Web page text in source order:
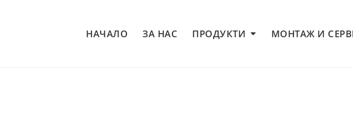
НАЧАЛО ЗА НАС ПРОДУКТИ МОНТАЖ И